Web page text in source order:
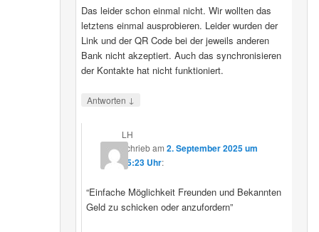
Das leider schon einmal nicht. Wir wollten das
letztens einmal ausprobieren. Leider wurden der
Link und der QR Code bei der jeweils anderen
Bank nicht akzeptiert. Auch das synchronisieren
der Kontakte hat nicht funktioniert.
Antworten ↓
LH
schriebam2. September 2025 um
15:23 Uhr:
“Einfache Möglichkeit Freunden und Bekannten
Geld zu schicken oder anzufordern”